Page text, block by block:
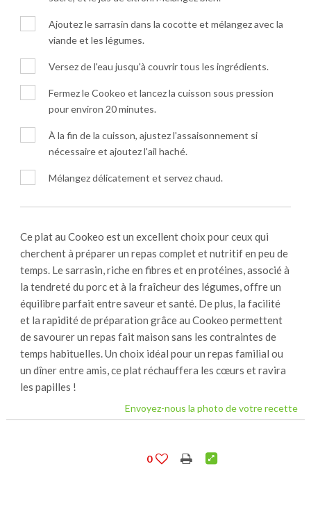
Ajoutez le sarrasin dans la cocotte et mélangez avec la
viande et les légumes.
Versez de l'eau jusqu'à couvrir tous les ingrédients.
Fermez le Cookeo et lancez la cuisson sous pression
pour environ 20 minutes.
À la fin de la cuisson, ajustez l'assaisonnement si
nécessaire et ajoutez l'ail haché.
Mélangez délicatement et servez chaud.
Ce plat au Cookeo est un excellent choix pour ceux qui
cherchent à préparer un repas complet et nutritif en peu de
temps. Le sarrasin, riche en fibres et en protéines, associé à
la tendreté du porc et à la fraîcheur des légumes, offre un
équilibre parfait entre saveur et santé. De plus, la facilité
et la rapidité de préparation grâce au Cookeo permettent
de savourer un repas fait maison sans les contraintes de
temps habituelles. Un choix idéal pour un repas familial ou
un dîner entre amis, ce plat réchauffera les cœurs et ravira
les papilles !
Envoyez-nous la photo de votre recette
0